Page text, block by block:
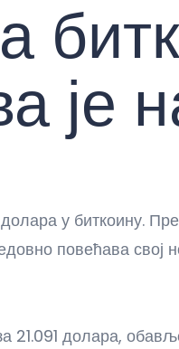
је
у биткоину.
повећава свој
21.091 долара,